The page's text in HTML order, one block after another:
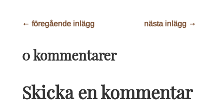
← föregående inlägg nästa inlägg →
0 kommentarer
Skicka en kommentar